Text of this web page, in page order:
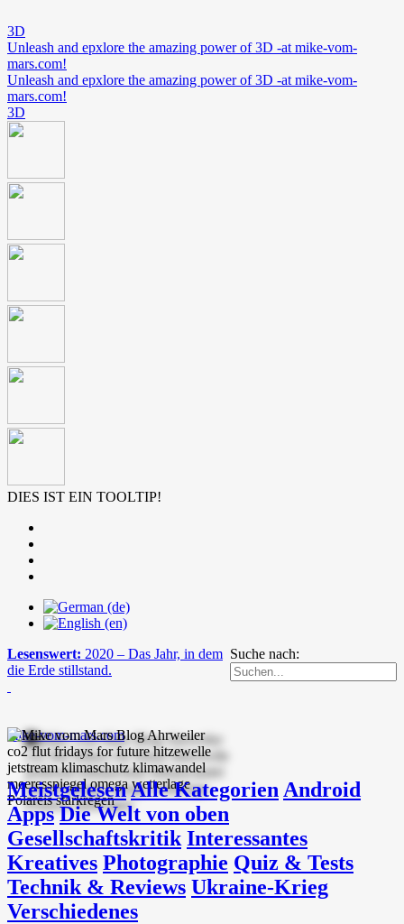
3D
Unleash and epxlore the amazing power of 3D -at mike-vom-
mars.com!
Unleash and epxlore the amazing power of 3D -at mike-vom-
mars.com!
3D
DIES IST EIN TOOLTIP!
Suche nach:
Lesenswert: 2020 – Das Jahr, in dem
die Erde stillstand.
mike-vom-mars.com
MeistgelesenAlle Kategorien Android
Apps Die Welt von oben
Gesellschaftskritik Interessantes
Kreatives Photographie Quiz & Tests
Technik & Reviews Ukraine-Krieg
Verschiedenes